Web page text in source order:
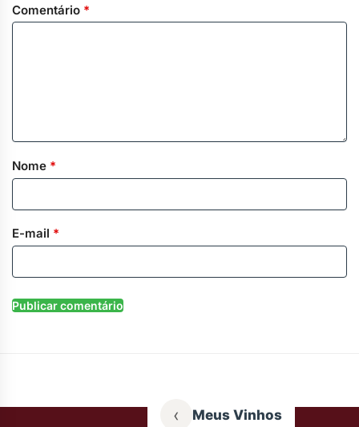
Comentário *
Nome *
E-mail *
‹ Meus Vinhos